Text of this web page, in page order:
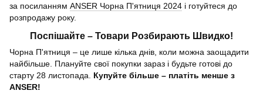
за посиланням ANSER Чорна П'ятниця 2024 і готуйтеся до
розпродажу року.
Поспішайте – Товари Розбирають Швидко!
Чорна П'ятниця – це лише кілька днів, коли можна заощадити
найбільше. Плануйте свої покупки зараз і будьте готові до
старту 28 листопада. Купуйте більше – платіть менше з
ANSER!